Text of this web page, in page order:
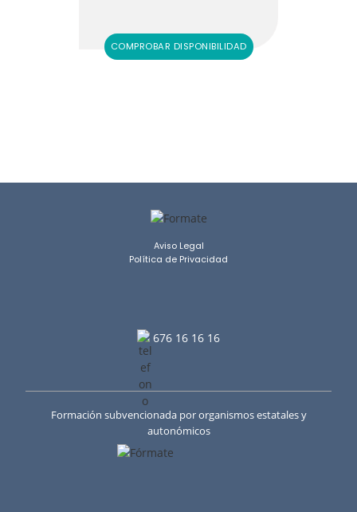
COMPROBAR DISPONIBILIDAD
Aviso Legal
Política de Privacidad
676 16 16 16
Formación subvencionada por organismos estatales y
autonómicos